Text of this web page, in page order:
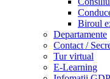
Biroul
Departamente
Contact /
Tur virtual
E-Learning